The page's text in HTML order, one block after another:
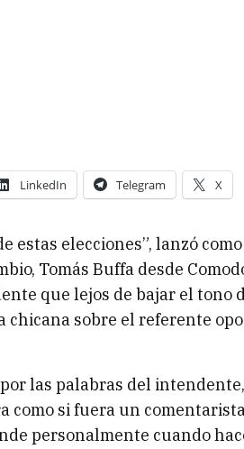
LinkedIn Telegram X
estas elecciones”, lanzó
Tomás Buffa desde
que lejos de bajar el tono
chicana sobre el referente
las palabras del
como si fuera un
personalmente cuando